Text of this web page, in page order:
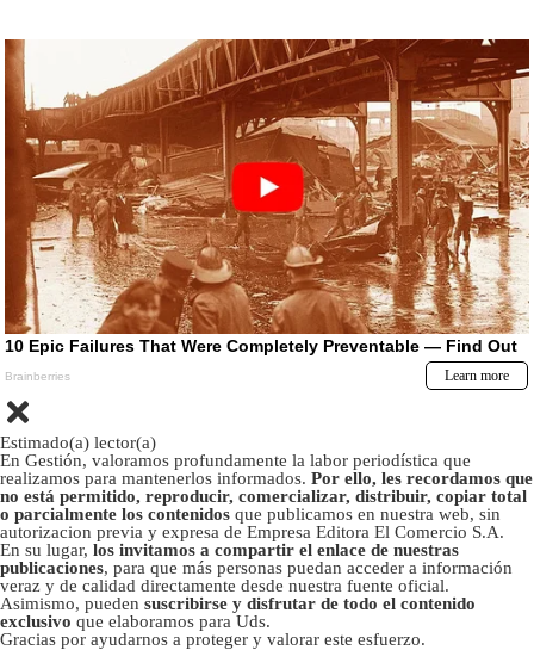
Estimado(a) lector(a)
En Gestión, valoramos profundamente la labor periodística que
realizamos para mantenerlos informados. Por ello, les recordamos que
no está permitido, reproducir, comercializar, distribuir, copiar total
o parcialmente los contenidos que publicamos en nuestra web, sin
autorizacion previa y expresa de Empresa Editora El Comercio S.A.
En su lugar, los invitamos a compartir el enlace de nuestras
publicaciones, para que más personas puedan acceder a información
veraz y de calidad directamente desde nuestra fuente oficial.
Asimismo, pueden suscribirse y disfrutar de todo el contenido
exclusivo que elaboramos para Uds.
Gracias por ayudarnos a proteger y valorar este esfuerzo.